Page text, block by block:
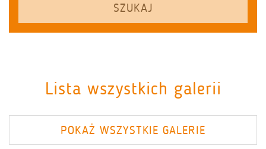
SZUKAJ
Lista wszystkich galerii
POKAŻ WSZYSTKIE GALERIE